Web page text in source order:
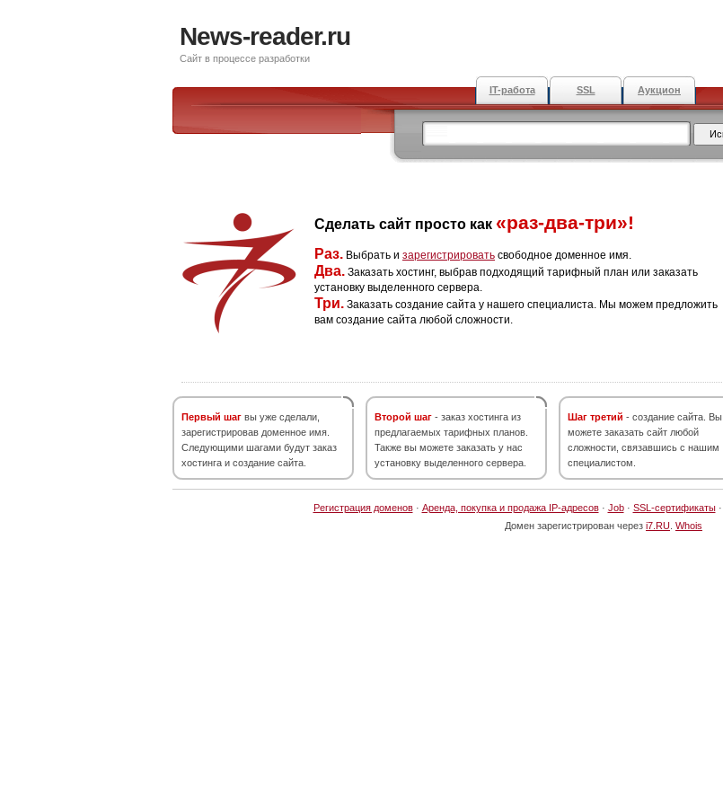
News-reader.ru
Сайт в процессе разработки
IT-работа SSL Аукцион
Сделать сайт просто как «раз-два-три»!
Раз. Выбрать и зарегистрировать свободное доменное имя.
Два. Заказать хостинг, выбрав подходящий тарифный план или заказать
установку выделенного сервера.
Три. Заказать создание сайта у нашего специалиста. Мы можем предложить
вам создание сайта любой сложности.
Первый шаг вы уже сделали,
зарегистрировав доменное имя.
Следующими шагами будут заказ
хостинга и создание сайта.
Второй шаг - заказ хостинга из
предлагаемых тарифных планов.
Также вы можете заказать у нас
установку выделенного сервера.
Шаг третий - создание сайта. Вы
можете заказать сайт любой
сложности, связавшись с нашим
специалистом.
Регистрация доменов· Аренда, покупка и продажа IP-адресов· Job· SSL-сертификаты·
Домен зарегистрирован через i7.RU Whois